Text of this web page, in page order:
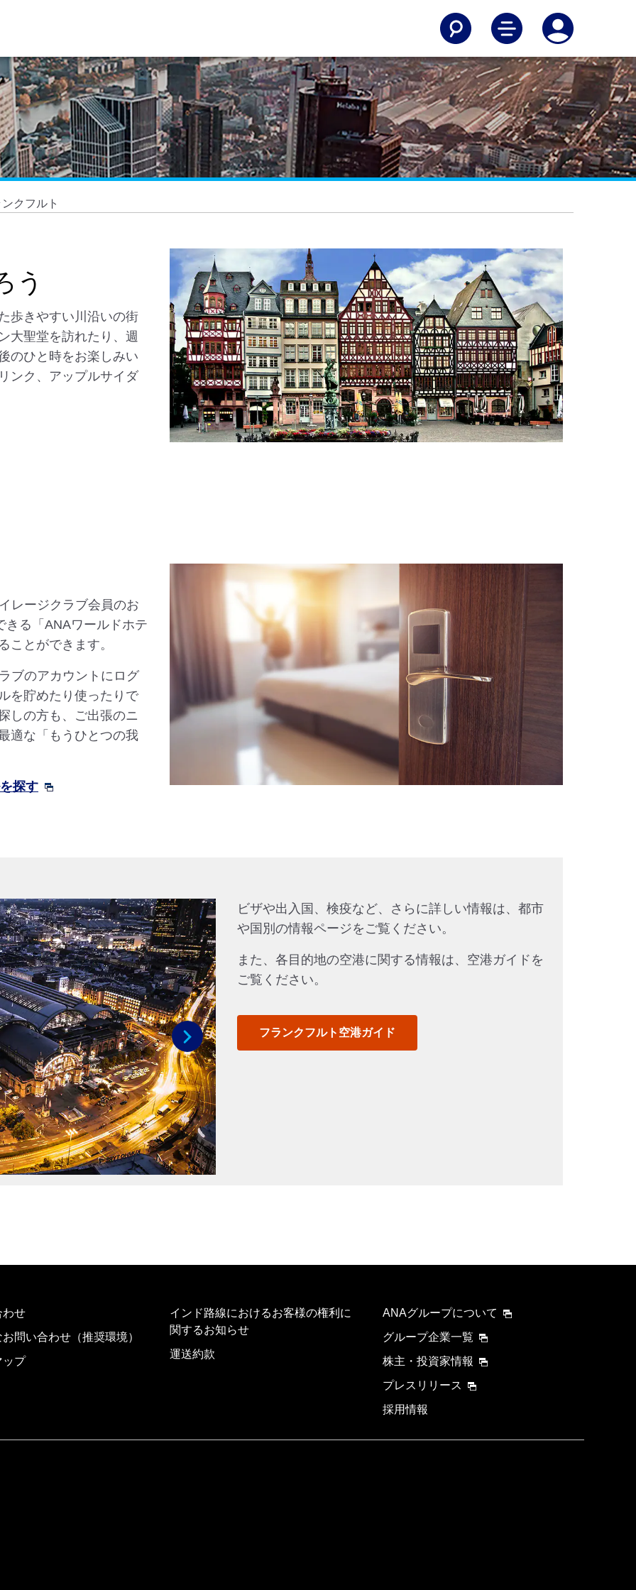
クフルト
う
歩きやすい川沿いの街
大聖堂を訪れたり、週
のひと時をお楽しみい
ンク、アップルサイダ
レージクラブ会員のお
きる「ANAワールドホテ
ことができます。
ブのアカウントにログ
を貯めたり使ったりで
しの方も、ご出張のニ
適な「もうひとつの我
探す
次へ
ビザや出入国、検疫など、さらに詳しい情報は、都市
や国別の情報ページをご覧ください。
また、各目的地の空港に関する情報は、空港ガイドを
ご覧ください。
フランクフルト空港ガイド
わせ
問い合わせ（推奨環境）
ップ
インド路線におけるお客様の権利に
関するお知らせ
運送約款
ANAグループについて
グループ企業一覧
株主・投資家情報
プレスリリース
採用情報